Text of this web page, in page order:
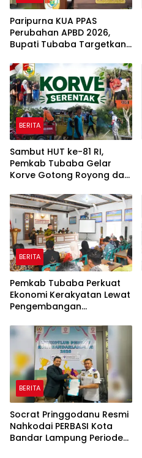
Paripurna KUA PPAS
Perubahan APBD 2026,
Bupati Tubaba Targetkan
Rp820,3 Miliar
BERITA
Sambut HUT ke-81 RI,
Pemkab Tubaba Gelar
Korve Gotong Royong dan
BERITA
Pemkab Tubaba Perkuat
Ekonomi Kerakyatan Lewat
Pengembangan
Penyaluran KUR
BERITA
Socrat Pringgodanu Resmi
Nahkodai PERBASI Kota
Bandar Lampung Periode